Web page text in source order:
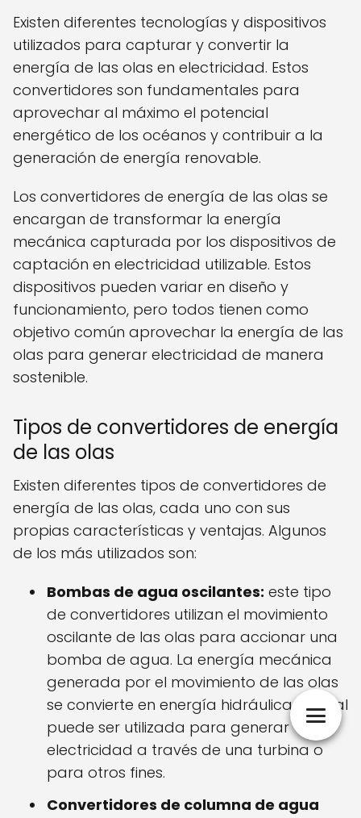
Existen diferentes tecnologías y dispositivos
utilizados para capturar y convertir la
energía de las olas en electricidad. Estos
convertidores son fundamentales para
aprovechar al máximo el potencial
energético de los océanos y contribuir a la
generación de energía renovable.
Los convertidores de energía de las olas se
encargan de transformar la energía
mecánica capturada por los dispositivos de
captación en electricidad utilizable. Estos
dispositivos pueden variar en diseño y
funcionamiento, pero todos tienen como
objetivo común aprovechar la energía de las
olas para generar electricidad de manera
sostenible.
Tipos de convertidores de energía
de las olas
Existen diferentes tipos de convertidores de
energía de las olas, cada uno con sus
propias características y ventajas. Algunos
de los más utilizados son:
Bombas de agua oscilantes: este tipo
de convertidores utilizan el movimiento
oscilante de las olas para accionar una
bomba de agua. La energía mecánica
generada por el movimiento de las olas
se convierte en energía hidráulica, la cual
puede ser utilizada para generar
electricidad a través de una turbina o
para otros fines.
Convertidores de columna de agua